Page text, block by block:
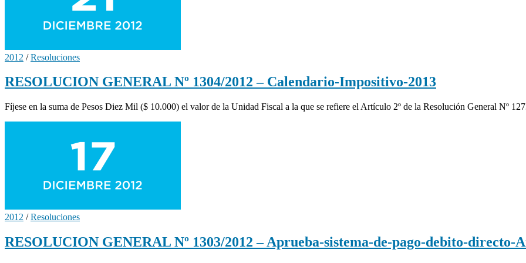
2012 /Resoluciones
RESOLUCION GENERAL Nº 1304/2012 – Calendario-Impositivo-2013
Fíjese en la suma de Pesos Diez Mil ($ 10.000) el valor de la Unidad Fiscal a la que se refiere el Artículo 2º de la Resolución General Nº
2012 /Resoluciones
RESOLUCION GENERAL Nº 1303/2012 – Aprueba-sistema-de-pago-debito-directo-